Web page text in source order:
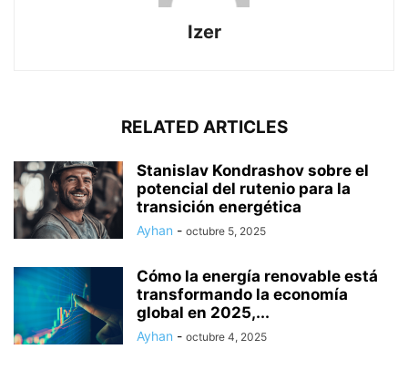
Izer
RELATED ARTICLES
Stanislav Kondrashov sobre el
potencial del rutenio para la
transición energética
Ayhan - octubre 5, 2025
Cómo la energía renovable está
transformando la economía
global en 2025,...
Ayhan - octubre 4, 2025